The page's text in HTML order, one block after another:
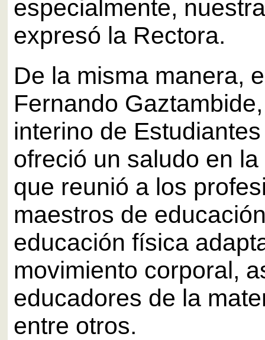
especialmente,
expresó la Rectora.
De la misma manera,
Fernando
interino de
ofreció un saludo en
que reunió a los
maestros de
educación física
movimiento corporal,
educadores de la
entre otros.